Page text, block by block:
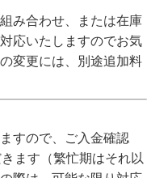
み合わせ、または在庫
応いたしますのでお気
変更には、別途追加料
すので、ご入金確認
ます（繁忙期はそれ以